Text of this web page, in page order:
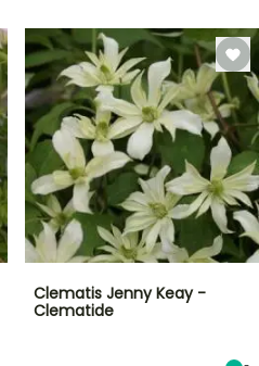
Clematis Jenny Keay -
Clematide